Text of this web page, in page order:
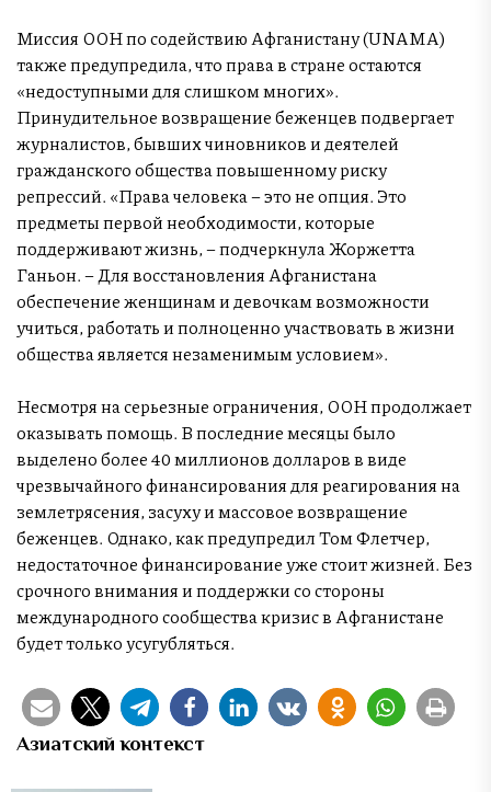
Миссия ООН по содействию Афганистану (UNAMA)
также предупредила, что права в стране остаются
«недоступными для слишком многих».
Принудительное возвращение беженцев подвергает
журналистов, бывших чиновников и деятелей
гражданского общества повышенному риску
репрессий. «Права человека – это не опция. Это
предметы первой необходимости, которые
поддерживают жизнь, – подчеркнула Жоржетта
Ганьон. – Для восстановления Афганистана
обеспечение женщинам и девочкам возможности
учиться, работать и полноценно участвовать в жизни
общества является незаменимым условием».
Несмотря на серьезные ограничения, ООН продолжает
оказывать помощь. В последние месяцы было
выделено более 40 миллионов долларов в виде
чрезвычайного финансирования для реагирования на
землетрясения, засуху и массовое возвращение
беженцев. Однако, как предупредил Том Флетчер,
недостаточное финансирование уже стоит жизней. Без
срочного внимания и поддержки со стороны
международного сообщества кризис в Афганистане
будет только усугубляться.
Азиатский контекст